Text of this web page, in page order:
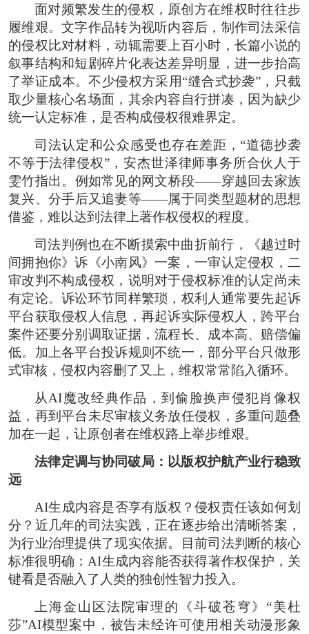
面对频繁发生的侵权，原创方在维权时往往步
履维艰。文字作品转为视听内容后，制作司法采信
的侵权比对材料，动辄需要上百小时，长篇小说的
叙事结构和短剧碎片化表达差异明显，进一步抬高
了举证成本。不少侵权方采用“缝合式抄袭”，只截
取少量核心名场面，其余内容自行拼凑，因为缺少
统一认定标准，是否构成侵权很难界定。
司法认定和公众感受也存在差距，“道德抄袭
不等于法律侵权”，安杰世泽律师事务所合伙人于
雯竹指出。例如常见的网文桥段——穿越回去家族
复兴、分手后又追妻等——属于同类型题材的思想
借鉴，难以达到法律上著作权侵权的程度。
司法判例也在不断摸索中曲折前行，《越过时
间拥抱你》诉《小南风》一案，一审认定侵权，二
审改判不构成侵权，说明对于侵权标准的认定尚未
有定论。诉讼环节同样繁琐，权利人通常要先起诉
平台获取侵权人信息，再起诉实际侵权人，跨平台
案件还要分别调取证据，流程长、成本高、赔偿偏
低。加上各平台投诉规则不统一，部分平台只做形
式审核，侵权内容删了又上，维权常常陷入循环。
从AI魔改经典作品，到偷脸换声侵犯肖像权
益，再到平台未尽审核义务放任侵权，多重问题叠
加在一起，让原创者在维权路上举步维艰。
法律定调与协同破局：以版权护航产业行稳致
远
AI生成内容是否享有版权？侵权责任该如何划
分？近几年的司法实践，正在逐步给出清晰答案，
为行业治理提供了现实依据。目前司法判断的核心
标准很明确：AI生成内容能否获得著作权保护，关
键看是否融入了人类的独创性智力投入。
上海金山区法院审理的《斗破苍穹》“美杜
莎”AI模型案中，被告未经许可使用相关动漫形象